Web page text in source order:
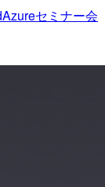
Azureセミナー会